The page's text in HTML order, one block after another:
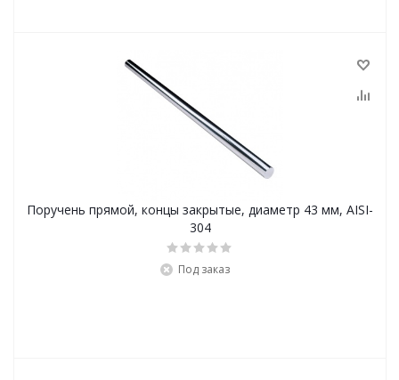
Поручень прямой, концы закрытые, диаметр 43 мм, AISI-
304
Под заказ